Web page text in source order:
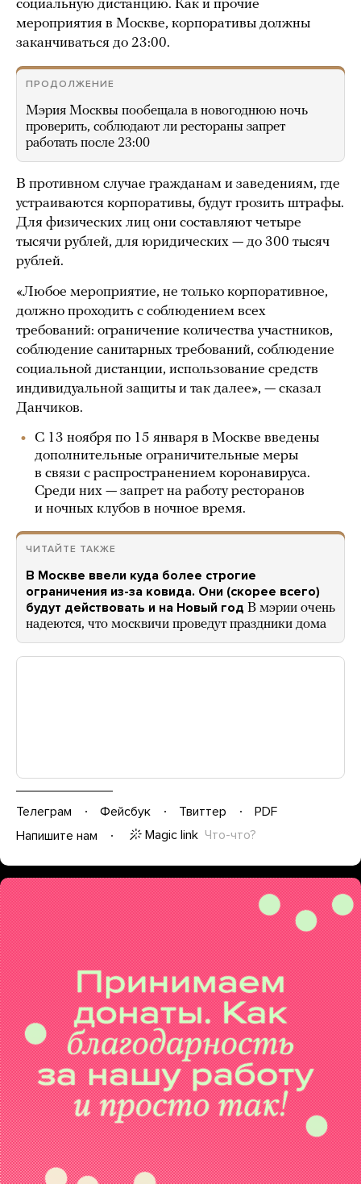
социальную дистанцию. Как и прочие
мероприятия в Москве, корпоративы должны
заканчиваться до 23:00.
ПРОДОЛЖЕНИЕ
Мэрия Москвы пообещала в новогоднюю ночь
проверить, соблюдают ли рестораны запрет
работать после 23:00
В противном случае гражданам и заведениям, где
устраиваются корпоративы, будут грозить штрафы.
Для физических лиц они составляют четыре
тысячи рублей, для юридических — до 300 тысяч
рублей.
«Любое мероприятие, не только корпоративное,
должно проходить с соблюдением всех
требований: ограничение количества участников,
соблюдение санитарных требований, соблюдение
социальной дистанции, использование средств
индивидуальной защиты и так далее», — сказал
Данчиков.
С 13 ноября по 15 января в Москве введены
дополнительные ограничительные меры
в связи с распространением коронавируса.
Среди них — запрет на работу ресторанов
и ночных клубов в ночное время.
ЧИТАЙТЕ ТАКЖЕ
В Москве ввели куда более строгие
ограничения из-за ковида. Они (скорее всего)
будут действовать и на Новый год В мэрии очень
надеются, что москвичи проведут праздники дома
Телеграм Фейсбук Твиттер
PDF
Напишите нам
Magic link Что-что?